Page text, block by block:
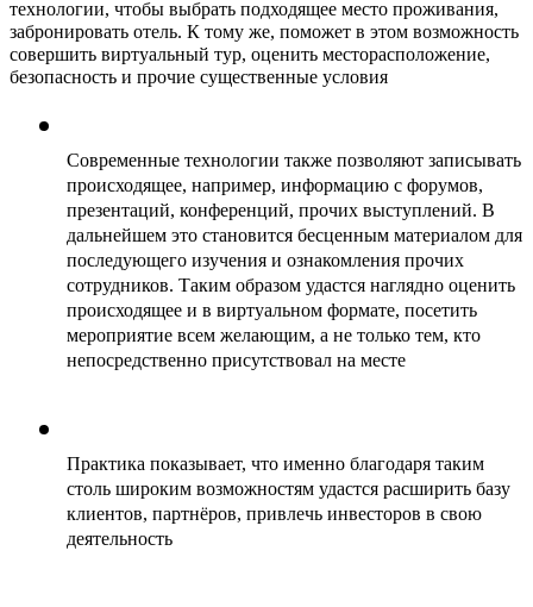
технологии, чтобы выбрать подходящее место проживания,
забронировать отель. К тому же, поможет в этом возможность
совершить виртуальный тур, оценить месторасположение,
безопасность и прочие существенные условия
Современные технологии также позволяют записывать
происходящее, например, информацию с форумов,
презентаций, конференций, прочих выступлений. В
дальнейшем это становится бесценным материалом для
последующего изучения и ознакомления прочих
сотрудников. Таким образом удастся наглядно оценить
происходящее и в виртуальном формате, посетить
мероприятие всем желающим, а не только тем, кто
непосредственно присутствовал на месте
Практика показывает, что именно благодаря таким
столь широким возможностям удастся расширить базу
клиентов, партнёров, привлечь инвесторов в свою
деятельность